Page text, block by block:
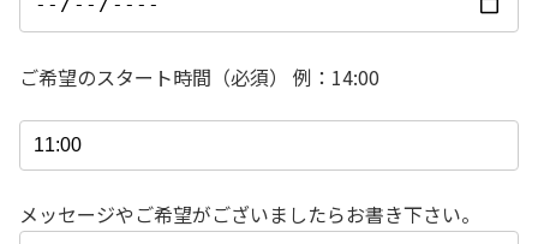
ご希望のスタート時間（必須） 例：14:00
メッセージやご希望がございましたらお書き下さい。